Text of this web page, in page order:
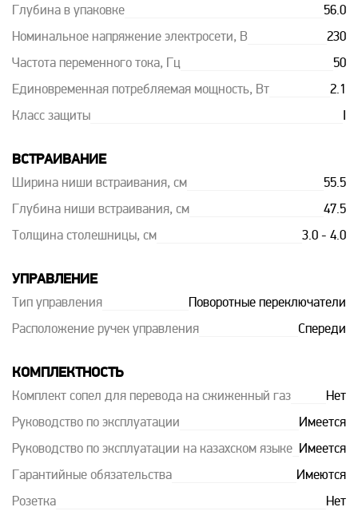
Глубина в упаковке 56.0
Номинальное напряжение электросети, В 230
Частота переменного тока, Гц 50
Единовременная потребляемая мощность, Вт 2.1
Класс защиты
ВСТРАИВАНИЕ
Ширина ниши встраивания, см 55.5
Глубина ниши встраивания, см 47.5
Толщина столешницы, см 3.0 - 4.0
УПРАВЛЕНИЕ
Тип управления Поворотные переключатели
Расположение ручек управления Спереди
КОМПЛЕКТНОСТЬ
Комплект сопел для перевода на сжиженный газ Нет
Руководство по эксплуатации Имеется
Руководство по эксплуатации на казахском языке Имеется
Гарантийные обязательства Имеются
Розетка Нет